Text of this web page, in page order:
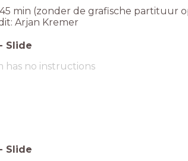
min (zonder de grafische partituur
Arjan Kremer
- Slide
has no instructions
- Slide